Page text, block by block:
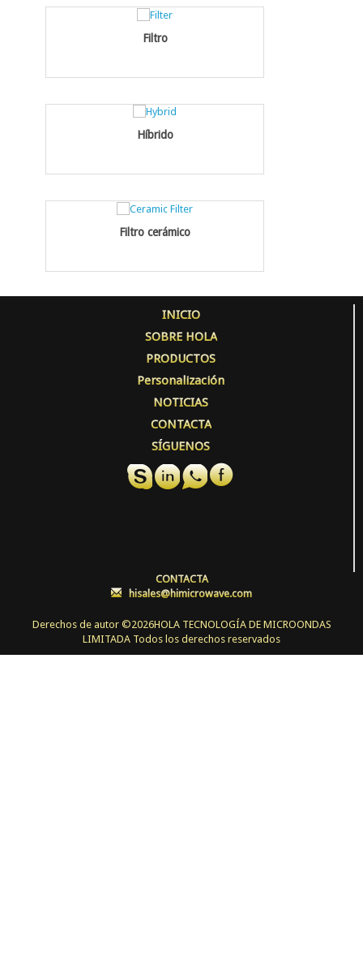
Filtro
Híbrido
Filtro cerámico
INICIO
SOBRE HOLA
PRODUCTOS
Personalización
NOTICIAS
CONTACTA
SÍGUENOS
CONTACTA
hisales@himicrowave.com
Derechos de autor ©2026HOLA TECNOLOGÍA DE MICROONDAS
LIMITADA Todos los derechos reservados